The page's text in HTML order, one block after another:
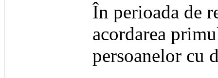
În perioada de
acordarea
persoanelor cu